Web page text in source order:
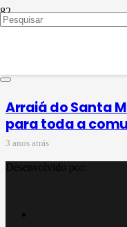
festa
Arraiá do Santa
para toda a
3 anos atrás
Desenvolvido por: